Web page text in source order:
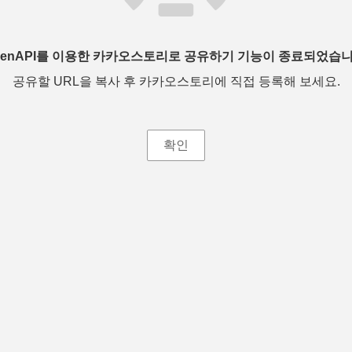
를 이용한 카카오스토리로 공유하기 기능이 종료되었습
공유할 URL을 복사 후 카카오스토리에 직접 등록해 보세요.
확인